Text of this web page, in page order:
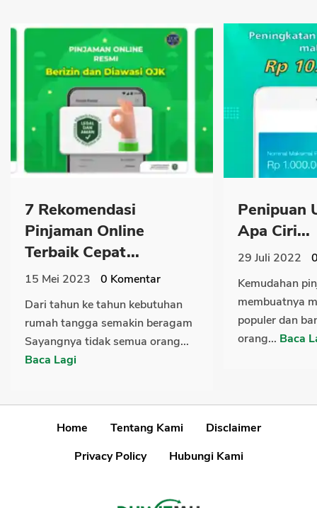
7 Rekomendasi
Pinjaman Online
Terbaik Cepat...
15 Mei 2023 0 Komentar
Dari tahun ke tahun kebutuhan
rumah tangga semakin beragam
Sayangnya tidak semua orang...
Baca Lagi
Penipuan
Apa Ciri...
29 Juli 2022
Kemudahan
membuatnya
populer dan
orang... Baca
Home Tentang Kami
Disclaimer
Privacy Policy
Hubungi Kami